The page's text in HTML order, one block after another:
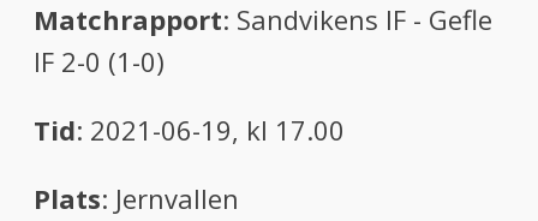
Matchrapport: Sandvikens IF - Gefle
IF 2-0 (1-0)
Tid: 2021-06-19, kl 17.00
Plats: Jernvallen